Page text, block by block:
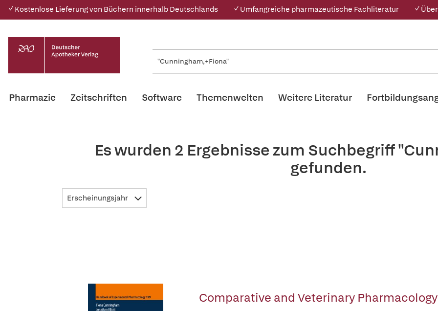
✓ Kostenlose Lieferung von Büchern innerhalb Deutschlands ✓ Umfangreiche pharmazeutische Fachliteratur ✓
Pharmazie Zeitschriften Software Themenwelten Weitere Literatur
Es wurden 2 Ergebnisse zum Suchbegriff
gefunden.
Erscheinungsjahr
Comparative and Veterinary Pharmacology